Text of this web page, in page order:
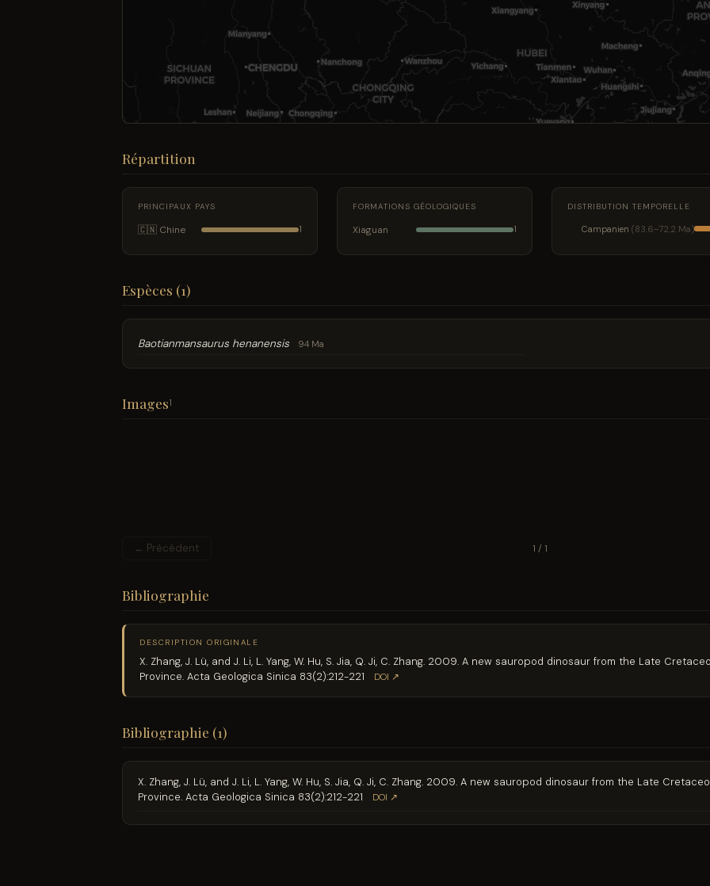
Répartition
PRINCIPAUX PAYS
🇨🇳 Chine 1
FORMATIONS GÉOLOGIQUES
Xiaguan 1
DISTRIBUTION TEMPORELLE
Campanien (83.6–72.2 Ma)
Espèces (1)
Baotianmansaurus henanensis 94 Ma
Images1
← Précédent 1 / 1
Bibliographie
DESCRIPTION ORIGINALE
X. Zhang, J. Lü, and J. Li, L. Yang, W. Hu, S. Jia, Q. Ji, C. Zhang. 2009. A new sauropod dinosaur from the Late
Province. Acta Geologica Sinica 83(2):212-221
DOI ↗
Bibliographie (1)
X. Zhang, J. Lü, and J. Li, L. Yang, W. Hu, S. Jia, Q. Ji, C. Zhang. 2009. A new sauropod dinosaur from the Late
Province. Acta Geologica Sinica 83(2):212-221
DOI ↗